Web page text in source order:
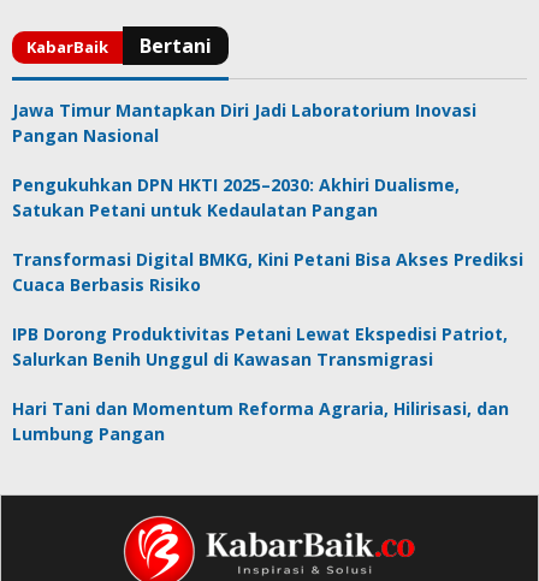
Jawa Timur Mantapkan Diri Jadi Laboratorium Inovasi
Pangan Nasional
Pengukuhkan DPN HKTI 2025–2030: Akhiri Dualisme,
Satukan Petani untuk Kedaulatan Pangan
Transformasi Digital BMKG, Kini Petani Bisa Akses Prediksi
Cuaca Berbasis Risiko
IPB Dorong Produktivitas Petani Lewat Ekspedisi Patriot,
Salurkan Benih Unggul di Kawasan Transmigrasi
Hari Tani dan Momentum Reforma Agraria, Hilirisasi, dan
Lumbung Pangan